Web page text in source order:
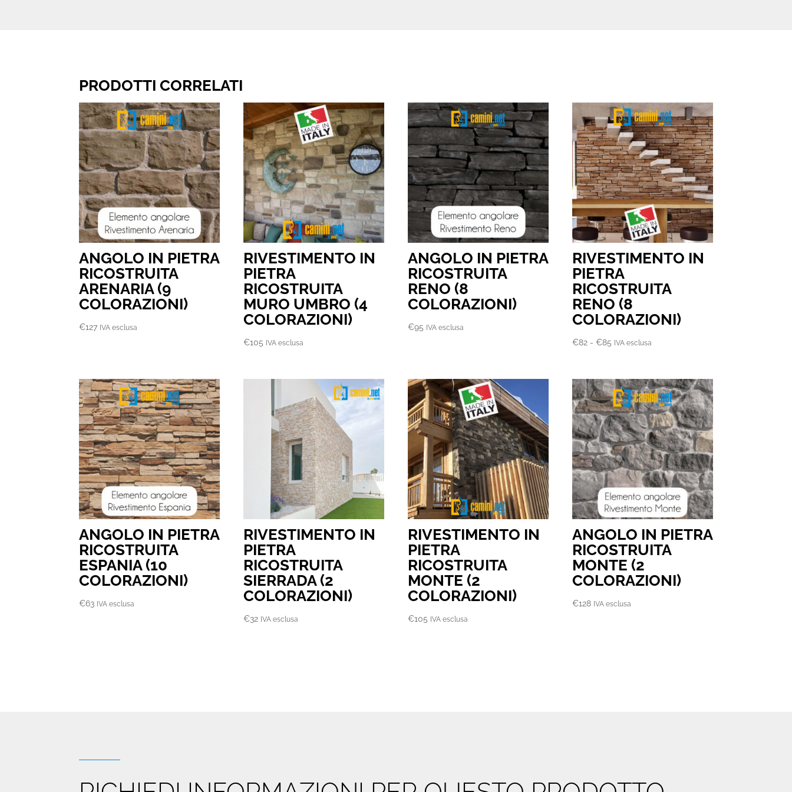
PRODOTTI CORRELATI
ANGOLO IN PIETRA
RICOSTRUITA
ARENARIA (9
COLORAZIONI)
€127 IVA esclusa
RIVESTIMENTO IN
PIETRA
RICOSTRUITA
MURO UMBRO (4
COLORAZIONI)
€105 IVA esclusa
ANGOLO IN PIETRA
RICOSTRUITA
RENO (8
COLORAZIONI)
€95 IVA esclusa
RIVESTIMENTO IN
PIETRA
RICOSTRUITA
RENO (8
COLORAZIONI)
€82 - €85 Fascia
da
€82
a
€85
IVA esclusa
ANGOLO IN PIETRA
RICOSTRUITA
ESPANIA (10
COLORAZIONI)
€63 IVA esclusa
RIVESTIMENTO IN
PIETRA
RICOSTRUITA
SIERRADA (2
COLORAZIONI)
€32 IVA esclusa
RIVESTIMENTO IN
PIETRA
RICOSTRUITA
MONTE (2
COLORAZIONI)
€105 IVA esclusa
ANGOLO IN PIETRA
RICOSTRUITA
MONTE (2
COLORAZIONI)
€128 IVA esclusa